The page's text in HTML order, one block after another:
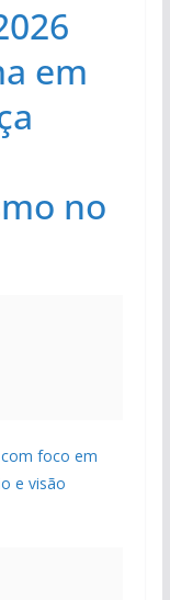
em
no
foco em
e visão